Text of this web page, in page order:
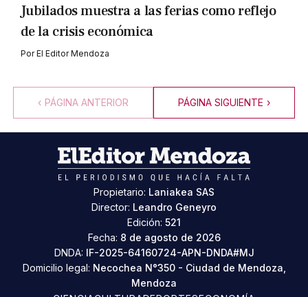
Jubilados muestra a las ferias como reflejo
de la crisis económica
PorEl Editor Mendoza
‹ PÁGINA ANTERIOR PÁGINA SIGUIENTE ›
Propietario: Laniakea SAS
Director: Leandro Geneyro
Edición: 521
Fecha: 8 de agosto de 2026
DNDA: IF-2025-64160724-APN-DNDA#MJ
Domicilio legal: Necochea N°350 - Ciudad de Mendoza,
Mendoza